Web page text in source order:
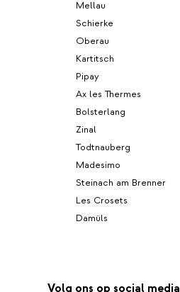
Mellau
Schierke
Oberau
Kartitsch
Pipay
Ax les Thermes
Bolsterlang
Zinal
Todtnauberg
Madesimo
Steinach am Brenner
Les Crosets
Damüls
Volg ons op social media